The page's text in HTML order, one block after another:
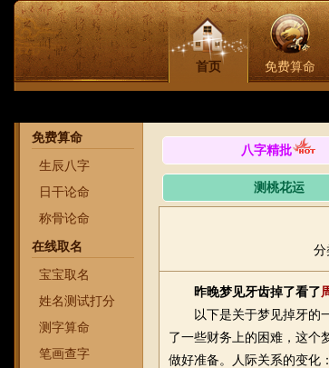
首页 免费算命
免费算命
生辰八字
日干论命
称骨论命
在线取名
宝宝取名
姓名测试打分
测字算命
笔画查字
八字精批
测桃花运
分
昨晚梦见牙齿掉了看了
以下是关于梦见掉牙的一
了一些财务上的困难，这个
做好准备。人际关系的变化